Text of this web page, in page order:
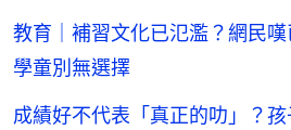
教育｜補習文化已氾濫？網民
學童別無選擇
成績好不代表「真正的叻」？